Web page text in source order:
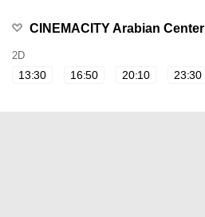
CINEMACITY Arabian Center
2D
13:30 16:50 20:10 23:30